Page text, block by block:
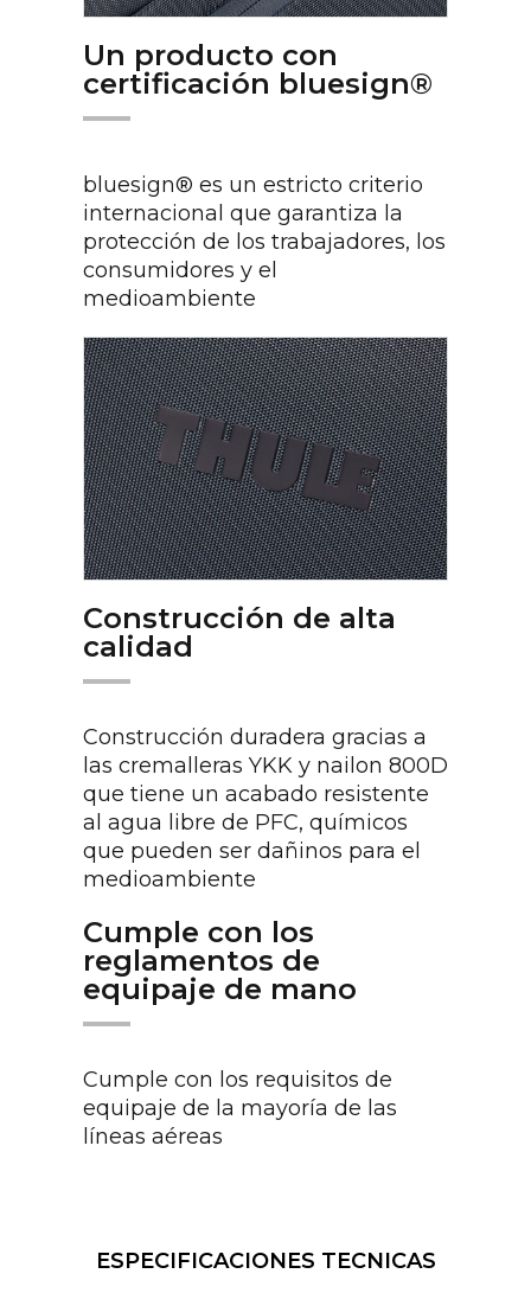
Un producto con
certificación bluesign®
bluesign® es un estricto criterio
internacional que garantiza la
protección de los trabajadores, los
consumidores y el
medioambiente
Construcción de alta
calidad
Construcción duradera gracias a
las cremalleras YKK y nailon 800D
que tiene un acabado resistente
al agua libre de PFC, químicos
que pueden ser dañinos para el
medioambiente
Cumple con los
reglamentos de
equipaje de mano
Cumple con los requisitos de
equipaje de la mayoría de las
líneas aéreas
ESPECIFICACIONES TECNICAS